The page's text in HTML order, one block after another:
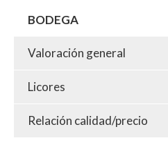
BODEGA
Valoración general
Licores
Relación calidad/precio